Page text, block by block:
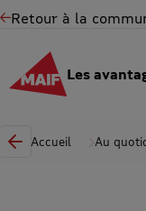
Retour à la
Les
Accueil Au